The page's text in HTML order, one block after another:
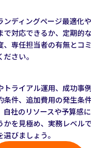
ンディングページ最適化
で対応できるか、定期的
、専任担当者の有無とコ
さい。
トライアル運用、成功事
条件、追加費用の発生条
自社のリソースや予算感
かを見極め、実務レベル
びましょう。